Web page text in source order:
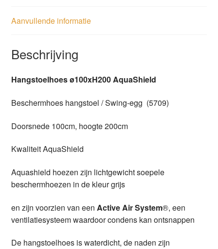
Aanvullende informatie
Beschrijving
Hangstoelhoes ø100xH200 AquaShield
Beschermhoes hangstoel / Swing-egg (5709)
Doorsnede 100cm, hoogte 200cm
Kwaliteit AquaShield
Aquashield hoezen zijn lichtgewicht soepele
beschermhoezen in de kleur grijs
en zijn voorzien van een Active Air System®, een
ventilatiesysteem waardoor condens kan ontsnappen
De hangstoelhoes is waterdicht, de naden zijn